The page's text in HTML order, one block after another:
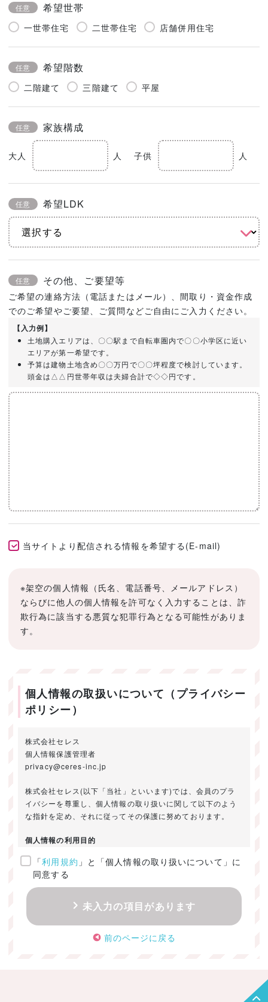
任意 希望世帯
一世帯住宅 二世帯住宅 店舗併用住宅
任意 希望階数
二階建て 三階建て 平屋
任意 家族構成
大人 人 子供 人
任意 希望LDK
任意 その他、ご要望等
ご希望の連絡方法（電話またはメール）、間取り・資金作成
でのご希望やご要望、ご質問などご自由にご入力ください。
【入力例】
土地購入エリアは、〇〇駅まで自転車圏内で〇〇小学区に近い
エリアが第一希望です。
予算は建物土地含め〇〇万円で〇〇坪程度で検討しています。
頭金は△△円世帯年収は夫婦合計で◇◇円です。
当サイトより配信される情報を希望する(E-mail)
※架空の個人情報（氏名、電話番号、メールアドレス）
ならびに他人の個人情報を許可なく入力することは、詐
欺行為に該当する悪質な犯罪行為となる可能性がありま
す。
個人情報の取扱いについて（プライバシー
ポリシー）
株式会社セレス
個人情報保護管理者
privacy@ceres-inc.jp
株式会社セレス(以下「当社」といいます)では、会員のプラ
イバシーを尊重し、個人情報の取り扱いに関して以下のよう
な指針を定め、それに従ってその保護に努めております。
個人情報の利用目的
ご提供いただきました個人情報は、以下のためにのみ利用い
たします。
・お問い合わせに対する回答及び資料送付のご連絡
・当社のお客様向けサービスの提供
・本人確認
・サービスの開発・改善のための分析
「利用規約 」と「個人情報の取り扱いについて」に
同意する
未入力の項目があります
前のページに戻る